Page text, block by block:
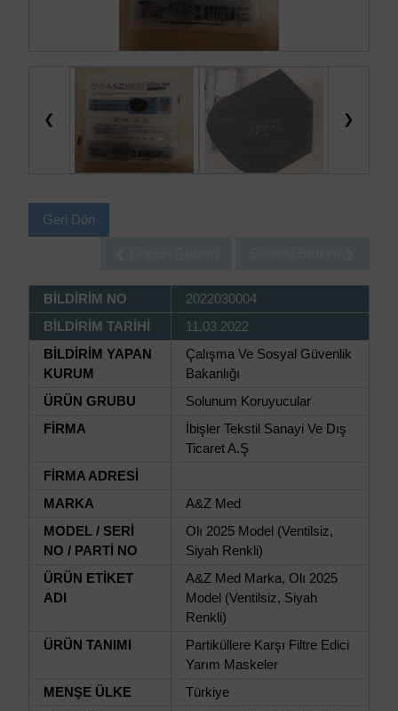
❮ ❯
Geri Dön
BİLDİRİM NO
2022030004
BİLDİRİM TARİHİ
11.03.2022
BİLDİRİM YAPAN
KURUM
Çalışma Ve Sosyal Güvenlik
Bakanlığı
ÜRÜN GRUBU
Solunum Koruyucular
FİRMA
İbişler Tekstil Sanayi Ve Dış
Ticaret A.Ş
FİRMA ADRESİ
MARKA
A&Z Med
MODEL / SERİ
NO / PARTİ NO
Olı 2025 Model (Ventilsiz,
Siyah Renkli)
ÜRÜN ETİKET
ADI
A&Z Med Marka, Olı 2025
Model (Ventilsiz, Siyah
Renkli)
ÜRÜN TANIMI
Partiküllere Karşı Filtre Edici
Yarım Maskeler
MENŞE ÜLKE
Türkiye